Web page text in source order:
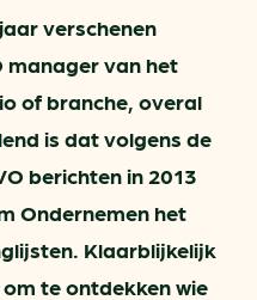
verschenen
manager van het
of branche, overal
is dat volgens de
berichten in 2013
Ondernemen het
Klaarblijkelijk
te ontdekken wie